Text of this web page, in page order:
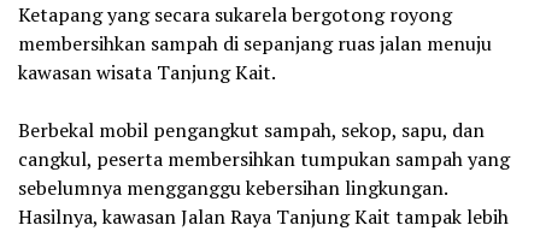
Ketapang yang secara sukarela bergotong royong
membersihkan sampah di sepanjang ruas jalan menuju
kawasan wisata Tanjung Kait.
‎Berbekal mobil pengangkut sampah, sekop, sapu, dan
cangkul, peserta membersihkan tumpukan sampah yang
sebelumnya mengganggu kebersihan lingkungan.
Hasilnya, kawasan Jalan Raya Tanjung Kait tampak lebih